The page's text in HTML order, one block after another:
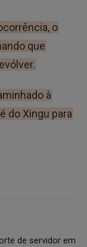
o
que
à
do Xingu para
de servidor em